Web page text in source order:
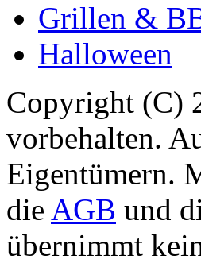
Grillen &
Halloween
Copyright (C)
vorbehalten.
Eigentümern.
die AGB und
übernimmt